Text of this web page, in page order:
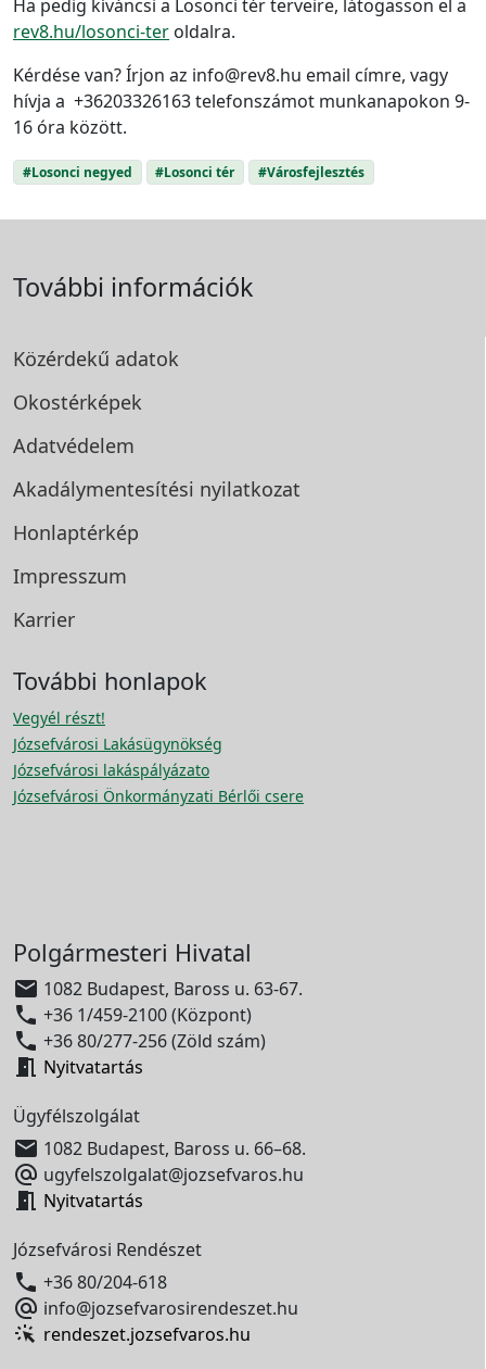
Ha pedig kíváncsi a Losonci tér terveire, látogasson el a
rev8.hu/losonci-ter oldalra.
Kérdése van? Írjon az info@rev8.hu email címre, vagy
hívja a +36203326163 telefonszámot munkanapokon 9-
16 óra között.
#Losonci negyed #Losonci tér #Városfejlesztés
További információk
Közérdekű adatok
Okostérképek
Adatvédelem
Akadálymentesítési nyilatkozat
Honlaptérkép
Impresszum
Karrier
További honlapok
Vegyél részt!
Józsefvárosi Lakásügynökség
Józsefvárosi lakáspályázato
Józsefvárosi Önkormányzati Bérlői csere
Polgármesteri Hivatal
 1082 Budapest, Baross u. 63-67.
 +36 1/459-2100 (Központ)
 +36 80/277-256 (Zöld szám)
 Nyitvatartás
Ügyfélszolgálat
 1082 Budapest, Baross u. 66–68.
 ugyfelszolgalat@jozsefvaros.hu
 Nyitvatartás
Józsefvárosi Rendészet
 +36 80/204-618
 info@jozsefvarosirendeszet.hu
rendeszet.jozsefvaros.hu